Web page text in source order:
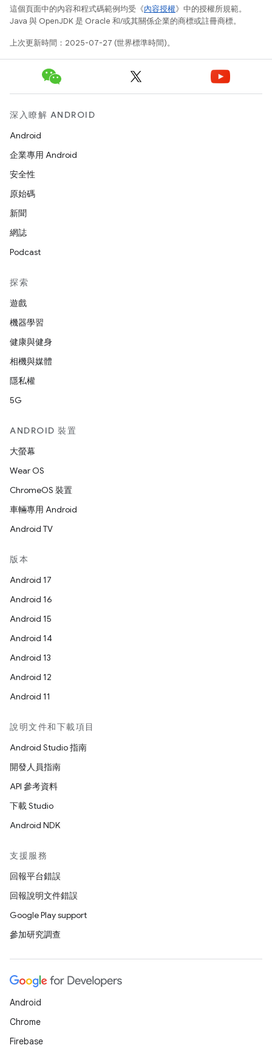
這個頁面中的內容和程式碼範例均受《內容授權》中的授權所規範。
Java 與 OpenJDK 是 Oracle 和/或其關係企業的商標或註冊商標。
上次更新時間：2025-07-27 (世界標準時間)。
深入瞭解 ANDROID
Android
企業專用 Android
安全性
原始碼
新聞
網誌
Podcast
探索
遊戲
機器學習
健康與健身
相機與媒體
隱私權
5G
ANDROID 裝置
大螢幕
Wear OS
ChromeOS 裝置
車輛專用 Android
Android TV
版本
Android 17
Android 16
Android 15
Android 14
Android 13
Android 12
Android 11
說明文件和下載項目
Android Studio 指南
開發人員指南
API 參考資料
下載 Studio
Android NDK
支援服務
回報平台錯誤
回報說明文件錯誤
Google Play support
參加研究調查
Android
Chrome
Firebase